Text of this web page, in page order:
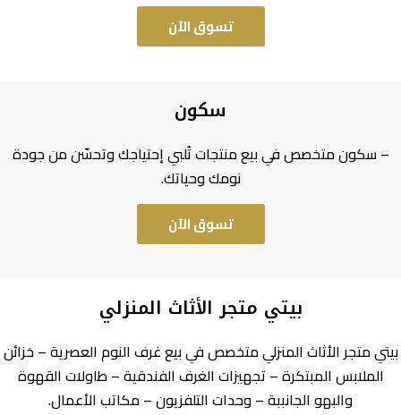
تسوق الآن
سكون
– سكون متخصص في بيع منتجات تُلبي إحتياجك وتحسّن من جودة
نومك وحياتك.
تسوق الآن
بيتي متجر الأثاث المنزلي
بيتي متجر الأثاث المنزلي متخصص في بيعغرف النوم العصرية – خزائن
الملابس المبتكرة – تجهيزات الغرف الفندقية – طاولات القهوة
والبهو الجانببة – وحدات التلفزيون – مكاتب الأعمال.